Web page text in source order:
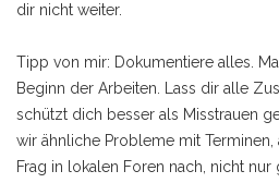
dir nicht weiter.
Tipp von mir: Dokumentiere alles.
Beginn der Arbeiten. Lass dir alle
schützt dich besser als Misstrauen
wir ähnliche Probleme mit Terminen,
Frag in lokalen Foren nach, nicht